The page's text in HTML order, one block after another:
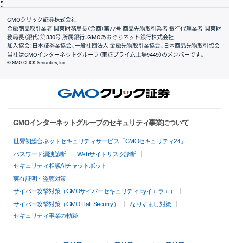
会社案内
GMOクリック証券株式会社
金融商品取引業者 関東財務局長（金商）第77号 商品先物取引業者 銀行代理業者 関東財
務局長（銀代）第330号 所属銀行：GMOあおぞらネット銀行株式会社
加入協会：日本証券業協会、一般社団法人 金融先物取引業協会、日本商品先物取引協会
当社はGMOインターネットグループ（東証プライム上場9449）のメンバーです。
© GMO CLICK Securities, Inc.
GMOインターネットグループのセキュリティ事業について
世界初総合ネットセキュリティサービス「GMOセキュリティ24」
パスワード漏洩診断
Webサイトリスク診断
セキュリティ相談AIチャットボット
実在証明・盗聴対策
サイバー攻撃対策（GMOサイバーセキュリティ byイエラエ）
サイバー攻撃対策（GMO Flatt Security）
なりすまし対策
セキュリティ事業の軌跡